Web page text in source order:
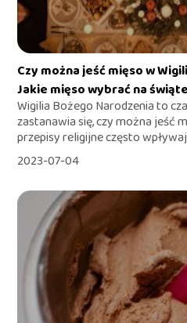
Czy można jeść mięso w
Jakie mięso wybrać na
Wigilia Bożego Narodzenia to
zastanawia się, czy można jeść
przepisy religijne często
2023-07-04